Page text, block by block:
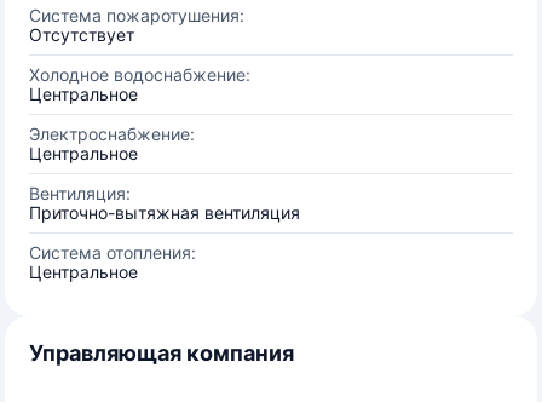
Система пожаротушения:
Отсутствует
Холодное водоснабжение:
Центральное
Электроснабжение:
Центральное
Вентиляция:
Приточно-вытяжная вентиляция
Система отопления:
Центральное
Управляющая компания